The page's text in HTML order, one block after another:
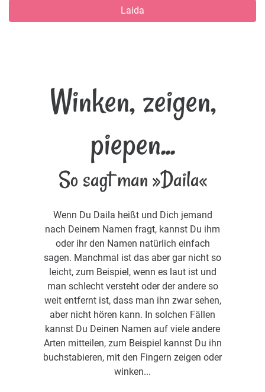
Laida
Winken, zeigen,
piepen...
So sagt man »Daila«
Wenn Du Daila heißt und Dich jemand
nach Deinem Namen fragt, kannst Du ihm
oder ihr den Namen natürlich einfach
sagen. Manchmal ist das aber gar nicht so
leicht, zum Beispiel, wenn es laut ist und
man schlecht versteht oder der andere so
weit entfernt ist, dass man ihn zwar sehen,
aber nicht hören kann. In solchen Fällen
kannst Du Deinen Namen auf viele andere
Arten mitteilen, zum Beispiel kannst Du ihn
buchstabieren, mit den Fingern zeigen oder
winken...